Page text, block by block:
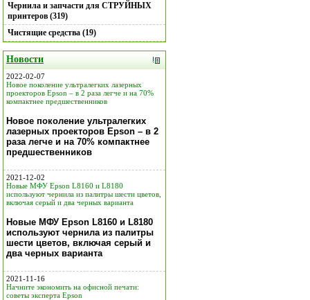
Чернила и запчасти для СТРУЙНЫХ
принтеров (319)
Чистящие средства (19)
Новости
2022-02-07
Новое поколение ультралегких лазерных
проекторов Epson – в 2 раза легче и на 70%
компактнее предшественников
Новое поколение ультралегких
лазерных проекторов Epson – в 2
раза легче и на 70% компактнее
предшественников
2021-12-02
Новые МФУ Epson L8160 и L8180
используют чернила из палитры шести цветов,
включая серый и два черных варианта
Новые МФУ Epson L8160 и L8180
используют чернила из палитры
шести цветов, включая серый и
два черных варианта
2021-11-16
Начните экономить на офисной печати:
советы эксперта Epson